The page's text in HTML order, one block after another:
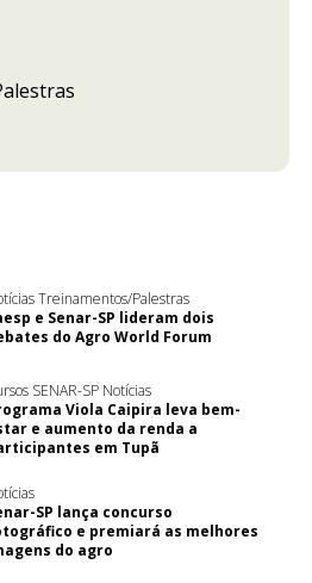
Treinamentos/Palestras
e Senar-SP lideram dois
do Agro World Forum
SENAR-SP Notícias
Viola Caipira leva bem-
e aumento da renda a
em Tupã
SP lança concurso
e premiará as melhores
do agro